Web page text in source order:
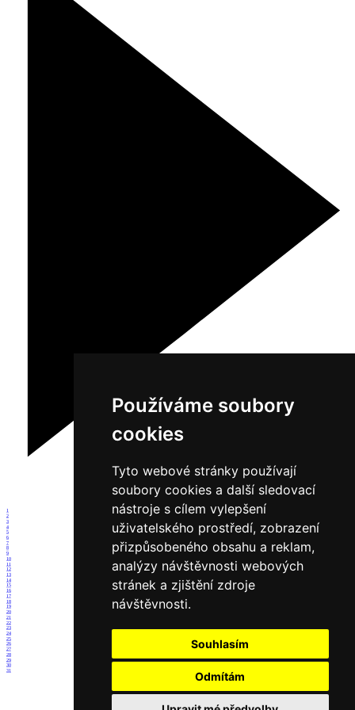
Používáme soubory
cookies
Tyto webové stránky používají
soubory cookies a další sledovací
nástroje s cílem vylepšení
uživatelského prostředí, zobrazení
přizpůsobeného obsahu a reklam,
analýzy návštěvnosti webových
stránek a zjištění zdroje
návštěvnosti.
Souhlasím
Odmítám
1
2
3
4
5
6
7
8
9
10
11
12
13
14
15
16
17
18
19
20
21
22
23
24
25
26
27
28
29
30
31